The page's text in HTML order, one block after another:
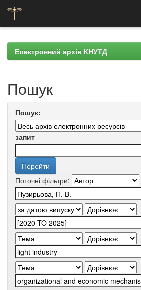
navigationЕлектронний архів КНУТД
Пошук
Пошук:
запит
Поточні фільтри: